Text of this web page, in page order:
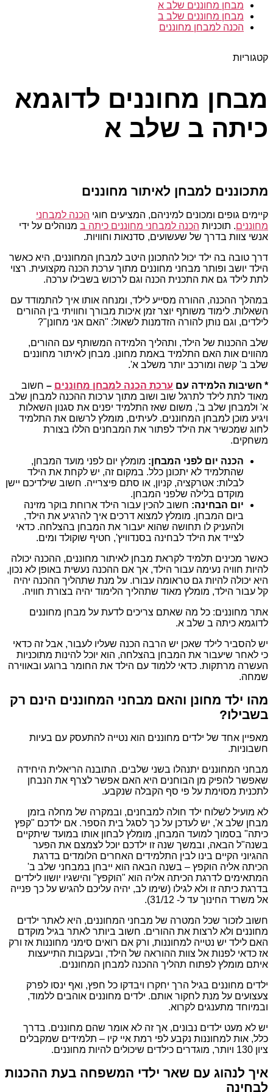
מבחן מחוננים שלב א
מבחן מחוננים שלב ב
הכנה למבחן מחוננים
קטגוריות
מבחן מחוננים לדוגמא
כיתה ב שלב א
מתכוננים למבחן לאיתור מחוננים
קיימים גופים ומכונים למיניהם, המציעים חוגי הכנה למבחני
מחוננים. תוכניות הכנה למבחני מחוננים כיתה ב מנוהלים על ידי
אנשי צוות בדרך של שעשועים, סדנאות וחוויות.
דרך טובה בה ילד יכול להתכונן היטב למבחן המחוננים, היא כאשר
הילד יושב ופותר מבחני מחוננים מתוך ערכת הכנה מקצועית. רצוי
לתת לילד גם את התכנית הכנה וגם לרכוש בשבילו ערכה.
במהלך ההכנה, ההורה מסייע לילד, ומנחה אותו איך להתמודד עם
השאלות. לימוד משותף יוצר זמן איכות מבורך וחוויתי בין ההורים
לילדים, וגם נותן להורה הזדמנות לשאול: "האם אני מחונן"?
שלב ההכנות של הילד, ותהליך הלמידה המשותף עם ההורים,
מהווים אות האם התלמיד באמת מחונן. מבחן לאיתור מחוננים
שלב ב' קשה ומורכב יותר משלב א'.
* חשיבות הלמידה עם ערכת הכנה למבחן מחוננים – חשוב
מאוד לתת לילד לתרגל שוב ושוב מתוך ערכות ההכנה למבחן שלב
א' ולמבחן שלב ב', משום שאז התלמיד יפנים את סגנון השאלות
ויגיע מוכן למבחן המחוננים. לעיתים, מומלץ לרשום את התלמיד
לחוג שמכשיר את הילד לפתור את המבחנים הללו בצורת
משחקים.
הכנה יום לפני המבחן: מומלץ יום לפני מועד המבחן,
שהתלמיד לא יתכונן כלל. במקום זה, יש לקחת את הילד
לבלות: אטרקציה, קניון, או סתם פיצרייה. חשוב שילדיכם יישן
מוקדם בלילה שלפני המבחן.
יום הבחינה: חשוב להכין עבור הילד ארוחת בוקר מזינה
ביום המבחן. מומלץ למצוא דרכים איך להרגיע את הילד,
ולהעניק לו תחושה שהוא יעבור את המבחן בהצלחה. כדאי
לצייד את הילד לבחינה בסנדוויץ', חטיף שוקולד ומים.
כאשר מכינים תלמיד לקראת מבחן לאיתור מחוננים, ההכנה יכולה
להיות חוויה נעימה עבור הילד, אך אם ההכנה נעשית באופן לא נכון,
היא יכולה להיות גם טראומה עבורו. על מנת שתהליך ההכנה יהיה
קל עבור הילד, מומלץ מאוד שתהליך הלימוד יהיה בצורת חוויה.
אתר מחוננים: כל מה שאתם צריכים לדעת על מבחן מחוננים
לדוגמא כיתה ב שלב א.
יש להסביר לילד שאכן יש הרבה הכנה שעליו לעבור, אבל זה כדאי
כי לאחר שיעבור את המבחן בהצלחה, הוא יוכל להינות מתוכניות
העשרה מרתקות. כדאי ללמוד עם הילד את החומר ברוגע ובאווירה
שמחה.
מהו ילד מחונן והאם מבחני המחוננים הינם רק
בשבילו?
מאפיין אחד של ילדים מחוננים הוא נטייה להתעסק עם בעיות
חשבוניות.
מבחני המחוננים יתנהלו בשני שלבים. התובנה הריאלית היחידה
שאפשר להפיק מן הבוחנים היא האם אפשר לצרף את הנבחן
לתכנית מסוימת על פי סף הקבלה שנקבע.
לא מועיל לשלוח ילד חולה למבחנים, ובמקרה של מחלה בזמן
מבחן שלב א', יש לעדכן על כך לסגל בית הספר. אם ילדכם "קפץ
כיתה" בסמוך למועד המבחן, מומלץ לבחון אותו במועד שיתקיים
בשנה"ל הבאה, ובמשך שנה זו ילדכם יוכל לצמצם את הפער
ההגיוני הקיים בינו לבין התלמידים האחרים הלומדים בדרגת
הכיתה אליה הוקפץ – בשנה הבאה הוא ייבחן במבחני שלב ב'
המתאימים לדרגת הכיתה אליה הוא "הוקפץ" והישגיו יושוו לילדים
בדרגת כיתה זו ולא לגילו (שימו לב, יהיה עליכם להגיש על כך פנייה
אל משרד החינוך עד ל- 31/12).
חשוב לזכור שכל המטרה של מבחני המחוננים, היא לאתר ילדים
מחוננים ולא לרצות את ההורים. חשוב ביותר לאתר בגיל מוקדם
האם לילד יש נטייה למחוננות, ורק אם רואים סימני מחוננות אז ורק
אז כדאי לפנות אל צוות ההוראה של הילד, ובעקבות התייעצות
איתם מומלץ לפתוח תהליך ההכנה למבחן המחוננים.
ילדים מחוננים בגיל הרך יחקרו ויבדקו כל חפץ, ואף ינסו לפרק
צעצועים על מנת לחקור אותם. ילדים מחוננים אוהבים ללמוד,
ובמיוחד מתענגים לקרוא.
יש לא מעט ילדים נבונים, אך זה לא אומר שהם מחוננים. בדרך
כלל, אות למחוננות נקבע לפי רמת איי קיו – תלמידים שמקבלים
ציון 130 ויותר, מוגדרים כילדים שיכולים להיות מחוננים.
איך לנהוג עם שאר ילדי המשפחה בעת ההכנות
לבחינה